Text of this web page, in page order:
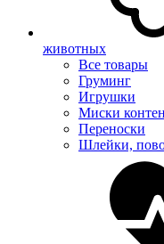
животных
Все товары
Груминг
Игрушки
Миски
Переноски
Шлейки,